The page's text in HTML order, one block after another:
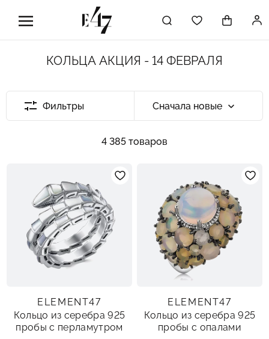
КОЛЬЦА АКЦИЯ - 14 ФЕВРАЛЯ
Фильтры Сначала новые
4 385 товаров
ELEMENT47
Кольцо из серебра 925
пробы с перламутром
ELEMENT47
Кольцо из серебра 925
пробы с опалами